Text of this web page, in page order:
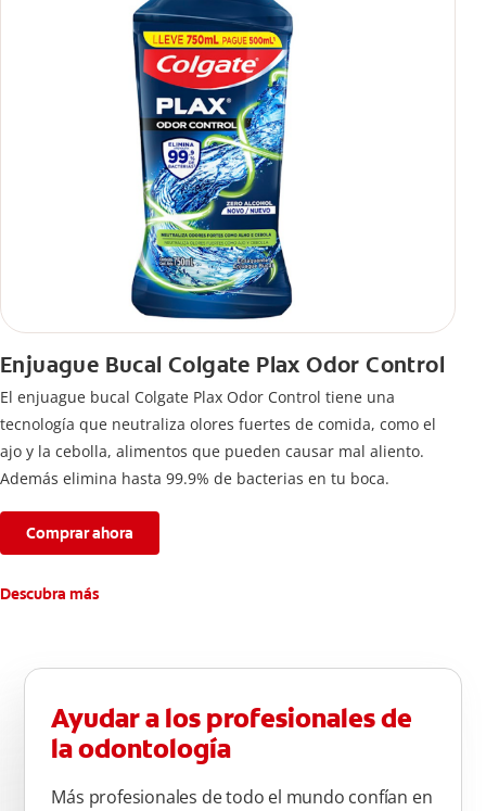
Enjuague Bucal Colgate Plax Odor Control
El enjuague bucal Colgate Plax Odor Control tiene una
tecnología que neutraliza olores fuertes de comida, como el
ajo y la cebolla, alimentos que pueden causar mal aliento.
Además elimina hasta 99.9% de bacterias en tu boca.
Comprar ahora
Descubra más
Ayudar a los profesionales de
la odontología
Más profesionales de todo el mundo confían en